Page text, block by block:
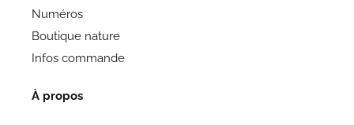
Numéros
Boutique nature
Infos commande
À propos